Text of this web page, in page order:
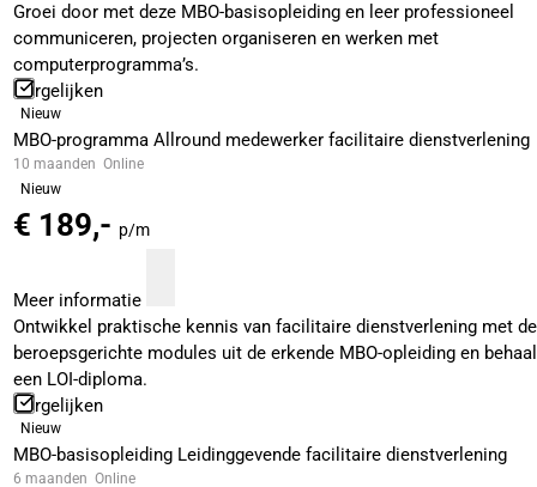
Groei door met deze MBO-basisopleiding en leer professioneel
communiceren, projecten organiseren en werken met
computerprogramma’s.
Vergelijken
Nieuw
MBO-programma Allround medewerker facilitaire dienstverlening
10 maanden Online
Nieuw
€ 189,- p/m
Meer informatie
Ontwikkel praktische kennis van facilitaire dienstverlening met de
beroepsgerichte modules uit de erkende MBO-opleiding en behaal
een LOI-diploma.
Vergelijken
Nieuw
MBO-basisopleiding Leidinggevende facilitaire dienstverlening
6 maanden Online